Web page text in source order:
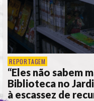
REPORTAGEM
“Eles não sabem
Biblioteca no
à escassez de